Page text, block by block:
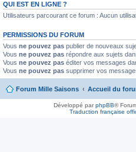
QUI EST EN LIGNE ?
Utilisateurs parcourant ce forum : Aucun
PERMISSIONS DU FORUM
Vous ne pouvez pas publier de nouveaux
Vous ne pouvez pas répondre aux sujets
Vous ne pouvez pas éditer vos messages
Vous ne pouvez pas supprimer vos
Forum Mille Saisons Accueil du
Développé parphpBB®
Traduction française